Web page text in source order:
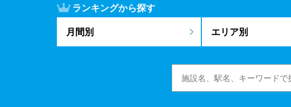
ランキングから探す
月間別
エリア別